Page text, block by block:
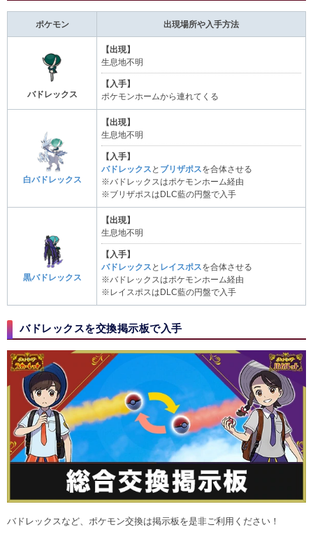
ポケモン 出現場所や入手方法
バドレックス
【出現】
生息地不明
【入手】
ポケモンホームから連れてくる
白バドレックス
【出現】
生息地不明
【入手】
バドレックス と ブリザポスを合体させる
※バドレックスはポケモンホーム経由
※ブリザポスはDLC藍の円盤で入手
黒バドレックス
【出現】
生息地不明
【入手】
バドレックス と レイスポスを合体させる
※バドレックスはポケモンホーム経由
※レイスポスはDLC藍の円盤で入手
バドレックスを交換掲示板で入手
バドレックスなど、ポケモン交換は掲示板を是非ご利用ください！